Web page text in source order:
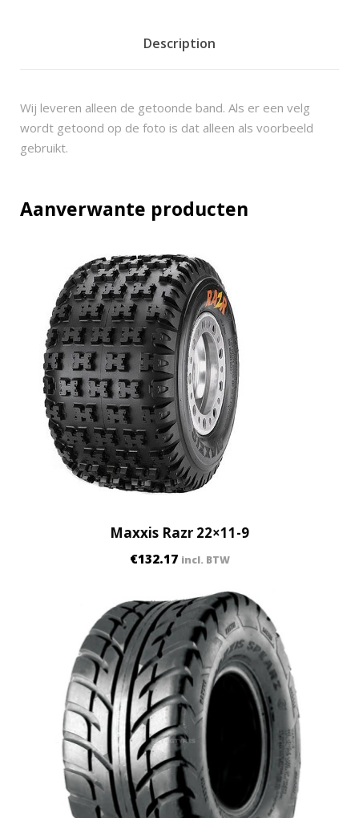
q
Description
Wij leveren alleen de getoonde band. Als er een velg
wordt getoond op de foto is dat alleen als voorbeeld
gebruikt.
Aanverwante producten
Maxxis Razr 22×11-9
€132.17 incl. BTW